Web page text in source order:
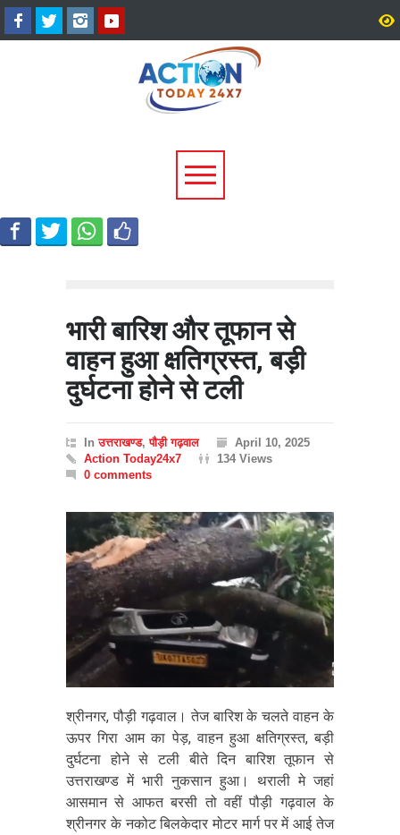
हरिद्वार में डाक कांवड़ का सैलाब,
3.19 करोड़ से अधिक शिवभक्त
गंगाजल लेकर रवाना
भारी बारिश और तूफान से
वाहन हुआ क्षतिग्रस्त, बड़ी
दुर्घटना होने से टली
Inउत्तराखण्ड,पौड़ी गढ़वाल
April 10, 2025
Action Today24x7
134 Views
0 comments
श्रीनगर, पौड़ी गढ़वाल। तेज बारिश के चलते वाहन के
ऊपर गिरा आम का पेड़, वाहन हुआ क्षतिग्रस्त, बड़ी
दुर्घटना होने से टली बीते दिन बारिश तूफान से
उत्तराखण्ड में भारी नुकसान हुआ। थराली मे जहां
आसमान से आफत बरसी तो‌ वहीं पौड़ी गढ़वाल के
श्रीनगर के नकोट बिलकेदार मोटर मार्ग पर में आई तेज